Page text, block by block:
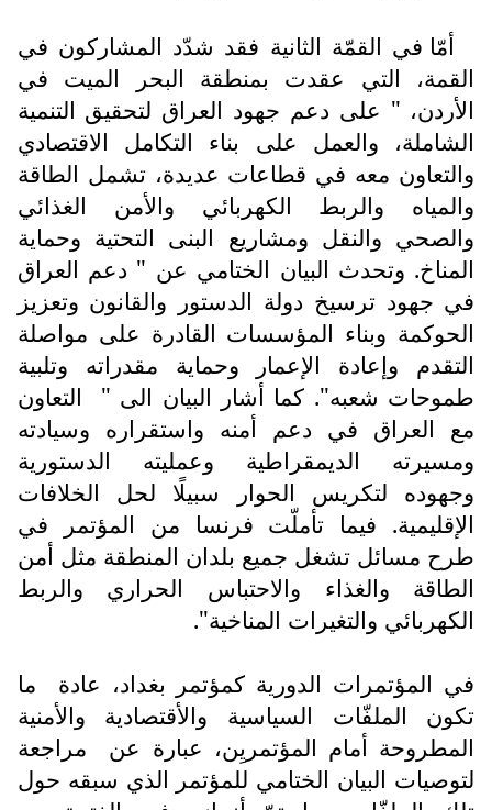
أمّا في القمّة الثانية فقد شدّد المشاركون في
القمة، التي عقدت بمنطقة البحر الميت في
الأردن، " على دعم جهود العراق لتحقيق التنمية
الشاملة، والعمل على بناء التكامل الاقتصادي
والتعاون معه في قطاعات عديدة، تشمل الطاقة
والمياه والربط الكهربائي والأمن الغذائي
والصحي والنقل ومشاريع البنى التحتية وحماية
المناخ. وتحدث البيان الختامي عن " دعم العراق
في جهود ترسيخ دولة الدستور والقانون وتعزيز
الحوكمة وبناء المؤسسات القادرة على مواصلة
التقدم وإعادة الإعمار وحماية مقدراته وتلبية
طموحات شعبه". كما أشار البيان الى "
التعاون
مع العراق في دعم أمنه واستقراره وسيادته
ومسيرته الديمقراطية وعمليته الدستورية
وجهوده لتكريس الحوار سبيلًا لحل الخلافات
الإقليمية. فيما تأملّت فرنسا من المؤتمر في
طرح مسائل تشغل جميع بلدان المنطقة مثل أمن
الطاقة والغذاء والاحتباس الحراري والربط
الكهربائي والتغيرات المناخية".
في المؤتمرات الدورية كمؤتمر بغداد، عادة
ما
تكون الملفّات السياسية والأقتصادية والأمنية
المطروحة أمام المؤتمريِن، عبارة عن
مراجعة
لتوصيات البيان الختامي للمؤتمر الذي سبقه حول